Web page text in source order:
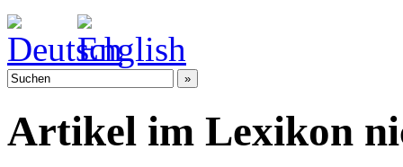
Artikel im Lexikon